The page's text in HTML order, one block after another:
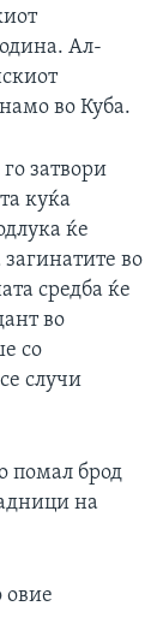
Ал-
во Куба.
затвори
куќа
ќе
загинатите во
средба ќе
во
со
случи
помал брод
на
овие